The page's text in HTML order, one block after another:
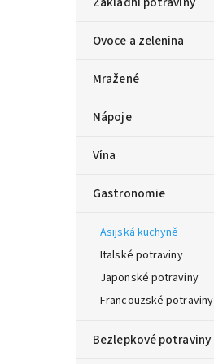
Ovoce a zelenina
Mražené
Nápoje
Vína
Gastronomie
Asijská kuchyně
Italské potraviny
Japonské potraviny
Francouzské potraviny
Bezlepkové potraviny